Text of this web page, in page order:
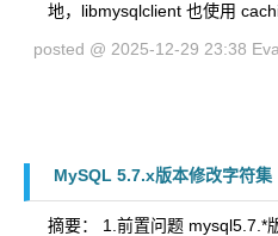
地，libmysqlclient 也使用
posted @ 2025-12-29 23:38
MySQL 5.7.x版本修改字符集
摘要： 1.前置问题 mysql5.7.*